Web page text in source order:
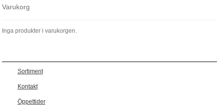
Varukorg
Inga produkter i varukorgen.
Sortiment
Kontakt
Öppettider